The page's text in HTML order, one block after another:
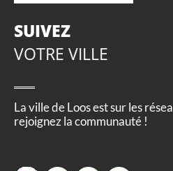
SUIVEZ
VOTRE VILLE
La ville de Loos est sur les
rejoignez la communauté !